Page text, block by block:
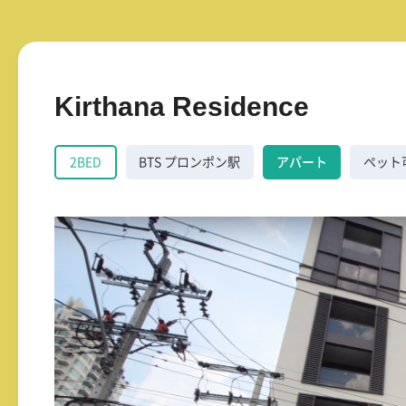
Kirthana Residence
2BED BTS プロンポン駅 アパート ペット